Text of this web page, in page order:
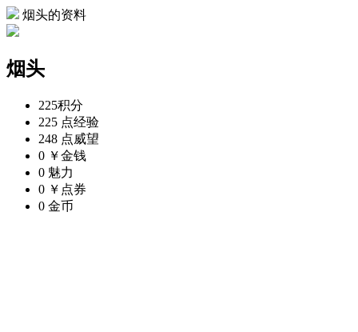
烟头的资料
烟头
225积分
225 点经验
248 点威望
0 ￥金钱
0 魅力
0 ￥ 点券
0 金币